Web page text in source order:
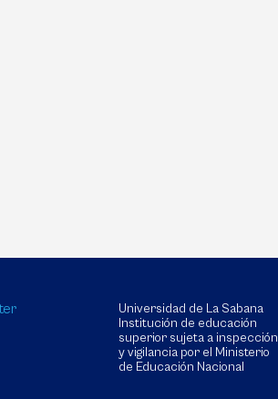
Universidad de La Sabana
Institución de educación
superior sujeta a inspección
y vigilancia por el Ministerio
de Educación Nacional